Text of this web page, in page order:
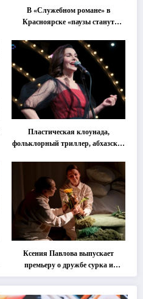
В «Служебном романе» в
Красноярске «паузы станут
Пластическая клоунада,
фольклорный триллер, абхазская
втором этапе фестиваля
«Монокль»
Ксения Павлова выпускает
премьеру о дружбе сурка и
одуванчика